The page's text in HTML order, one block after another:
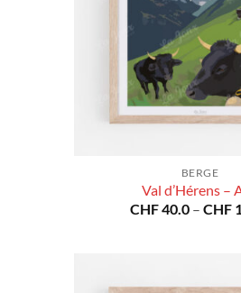
BERGE
Val d’Hérens –
CHF40.0 – CHF